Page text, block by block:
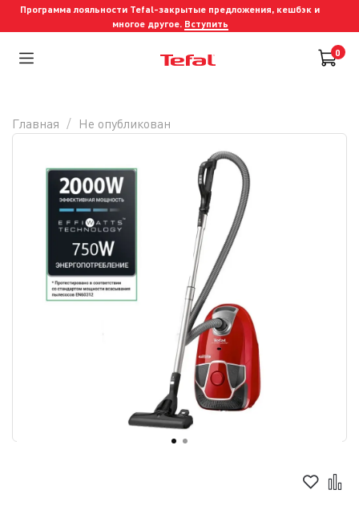
Программа лояльности Tefal-закрытые предложения, кешбэк и
многое другое. Вступить
0
Главная Не опубликован